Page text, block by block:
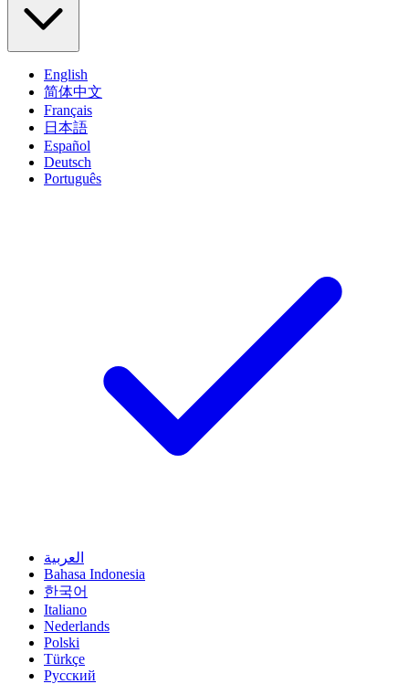
English
简体中文
Français
日本語
Español
Deutsch
Português
العربية
Bahasa Indonesia
한국어
Italiano
Nederlands
Polski
Türkçe
Русский